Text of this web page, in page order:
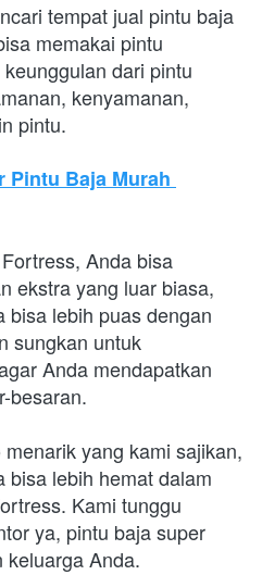
tempat jual pintu baja
memakai pintu
dari pintu
kenyamanan,
pintu.
Pintu Baja Murah
Anda bisa
ekstra yang luar biasa,
bisa lebih puas dengan
sungkan untuk
Anda mendapatkan
besaran.
yang kami sajikan,
bisa lebih hemat dalam
Kami tunggu
ya, pintu baja super
keluarga Anda.